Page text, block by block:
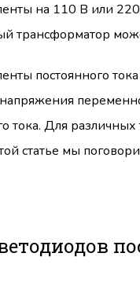
на 110 В или
трансформатор
постоянного
тока. Для
статье мы